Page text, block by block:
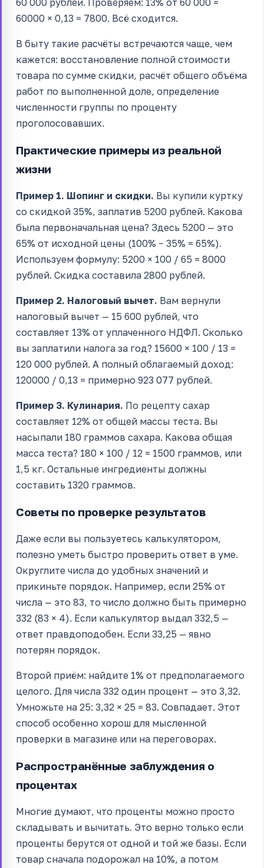
60000 × 0,13 = 7800. Всё сходится.
В быту такие расчёты встречаются чаще, чем
кажется: восстановление полной стоимости
товара по сумме скидки, расчёт общего объёма
работ по выполненной доле, определение
численности группы по проценту
проголосовавших.
Практические примеры из реальной
жизни
Пример 1. Шопинг и скидки. Вы купили куртку
со скидкой 35%, заплатив 5200 рублей. Какова
была первоначальная цена? Здесь 5200 — это
65% от исходной цены (100% − 35% = 65%).
Используем формулу: 5200 × 100 / 65 = 8000
рублей. Скидка составила 2800 рублей.
Пример 2. Налоговый вычет. Вам вернули
налоговый вычет — 15 600 рублей, что
составляет 13% от уплаченного НДФЛ. Сколько
вы заплатили налога за год? 15600 × 100 / 13 =
120 000 рублей. А полный облагаемый доход:
120000 / 0,13 = примерно 923 077 рублей.
Пример 3. Кулинария. По рецепту сахар
составляет 12% от общей массы теста. Вы
насыпали 180 граммов сахара. Какова общая
масса теста? 180 × 100 / 12 = 1500 граммов, или
1,5 кг. Остальные ингредиенты должны
составить 1320 граммов.
Советы по проверке результатов
Даже если вы пользуетесь калькулятором,
полезно уметь быстро проверить ответ в уме.
Округлите числа до удобных значений и
прикиньте порядок. Например, если 25% от
числа — это 83, то число должно быть примерно
332 (83 × 4). Если калькулятор выдал 332,5 —
ответ правдоподобен. Если 33,25 — явно
потерян порядок.
Второй приём: найдите 1% от предполагаемого
целого. Для числа 332 один процент — это 3,32.
Умножьте на 25: 3,32 × 25 = 83. Совпадает. Этот
способ особенно хорош для мысленной
проверки в магазине или на переговорах.
Распространённые заблуждения о
процентах
Многие думают, что проценты можно просто
складывать и вычитать. Это верно только если
проценты берутся от одной и той же базы. Если
товар сначала подорожал на 10%, а потом